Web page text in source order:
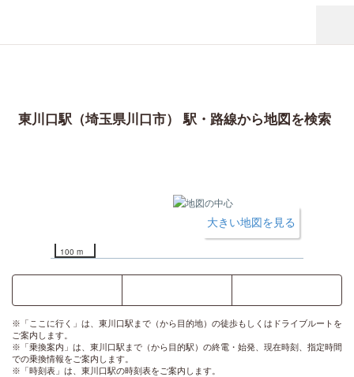
東川口駅（埼玉県川口市） 駅・路線から地図を検索
100 m
大きい地図を見る
※「ここに行く」は、東川口駅まで（から目的地）の徒歩もしくはドライブルートを
ご案内します。
※「乗換案内」は、東川口駅まで（から目的駅）の終電・始発、現在時刻、指定時間
での乗換情報をご案内します。
※「時刻表」は、東川口駅の時刻表をご案内します。